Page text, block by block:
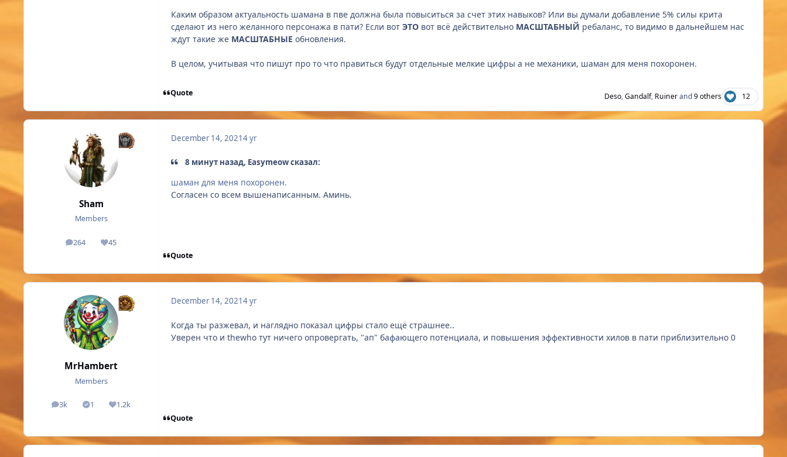
Каким образом актуальность шамана в пве должна была повыситься за счет этих навыков? Или вы думали добавление 5% силы крита
сделают из него желанного персонажа в пати? Если вот ЭТО вот всё действительно МАСШТАБНЫЙ ребаланс, то видимо в дальнейшем нас
ждут такие же МАСШТАБНЫЕ обновления.
В целом, учитывая что пишут про то что правиться будут отдельные мелкие цифры а не механики, шаман для меня похоронен.
Quote Deso,Gandalf, Ruinerand9 others 12
Sham
Members
264
posts 45
Reputation
December 14, 20214 yr
8 минут назад, Easymeow сказал:
шаман для меня похоронен.
Согласен со всем вышенаписанным. Аминь.
Quote
MrHambert
Members
3k
posts 1
Solutions1.2k
Reputation
December 14, 20214 yr
Когда ты разжевал, и наглядно показал цифры стало ещё страшнее..
Уверен что и thewho тут ничего опровергать, "ап" бафающего потенциала, и повышения эффективности хилов в пати приблизительно 0
Quote